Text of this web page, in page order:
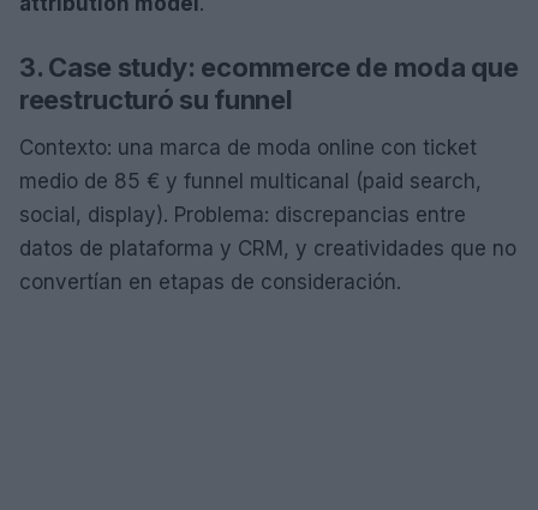
3. Case study: ecommerce de moda que
reestructuró su funnel
Contexto: una marca de moda online con ticket
medio de 85 € y funnel multicanal (paid search,
social, display). Problema: discrepancias entre
datos de plataforma y CRM, y creatividades que no
convertían en etapas de consideración.